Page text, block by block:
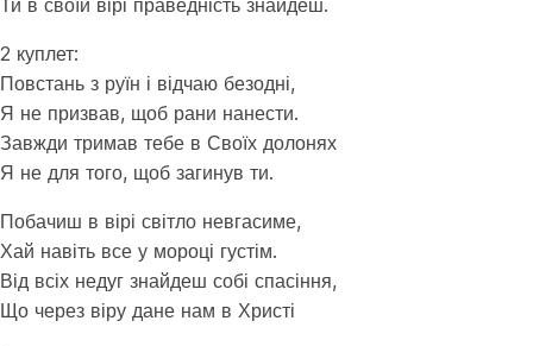
Ти в своїй вірі праведність знайдеш.
2 куплет:
Повстань з руїн і відчаю безодні,
Я не призвав, щоб рани нанести.
Завжди тримав тебе в Своїх долонях
Я не для того, щоб загинув ти.
Побачиш в вірі світло невгасиме,
Хай навіть все у мороці густім.
Від всіх недуг знайдеш собі спасіння,
Що через віру дане нам в Христі